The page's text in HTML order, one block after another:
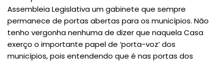
Assembleia Legislativa um gabinete que sempre
permanece de portas abertas para os municípios. Não
tenho vergonha nenhuma de dizer que naquela Casa
exerço o importante papel de ‘porta-voz’ dos
municípios, pois entendendo que é nas portas dos